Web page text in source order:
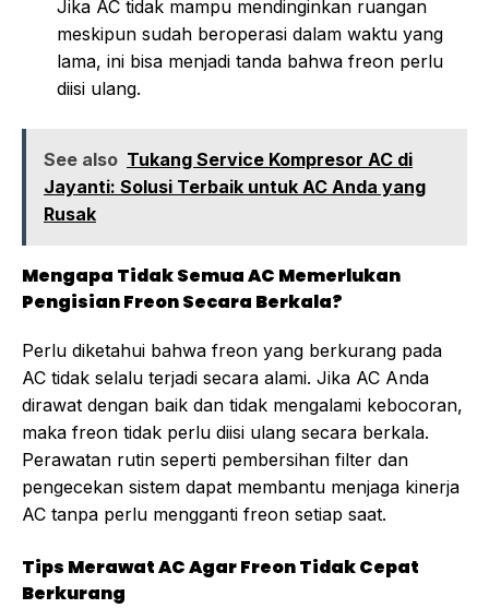
Jika AC tidak mampu mendinginkan ruangan
meskipun sudah beroperasi dalam waktu yang
lama, ini bisa menjadi tanda bahwa freon perlu
diisi ulang.
See also Tukang Service Kompresor AC di
Jayanti: Solusi Terbaik untuk AC Anda yang
Rusak
Mengapa Tidak Semua AC Memerlukan
Pengisian Freon Secara Berkala?
Perlu diketahui bahwa freon yang berkurang pada
AC tidak selalu terjadi secara alami. Jika AC Anda
dirawat dengan baik dan tidak mengalami kebocoran,
maka freon tidak perlu diisi ulang secara berkala.
Perawatan rutin seperti pembersihan filter dan
pengecekan sistem dapat membantu menjaga kinerja
AC tanpa perlu mengganti freon setiap saat.
Tips Merawat AC Agar Freon Tidak Cepat
Berkurang